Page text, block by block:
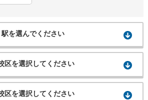
を選んでください
区を選択してください
区を選択してください